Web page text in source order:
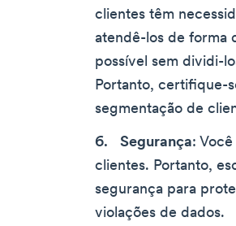
clientes têm
atendê-los de forma
possível sem dividi-
Portanto, certifique-
segmentação de
Segurança:
clientes. Portanto,
segurança para
violações de dados.